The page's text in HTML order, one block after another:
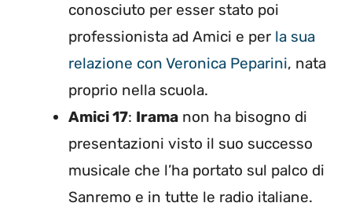
conosciuto per esser stato poi
professionista ad Amici e per la sua
relazione con Veronica Peparini, nata
proprio nella scuola.
Amici 17: Irama non ha bisogno di
presentazioni visto il suo successo
musicale che l’ha portato sul palco di
Sanremo e in tutte le radio italiane.